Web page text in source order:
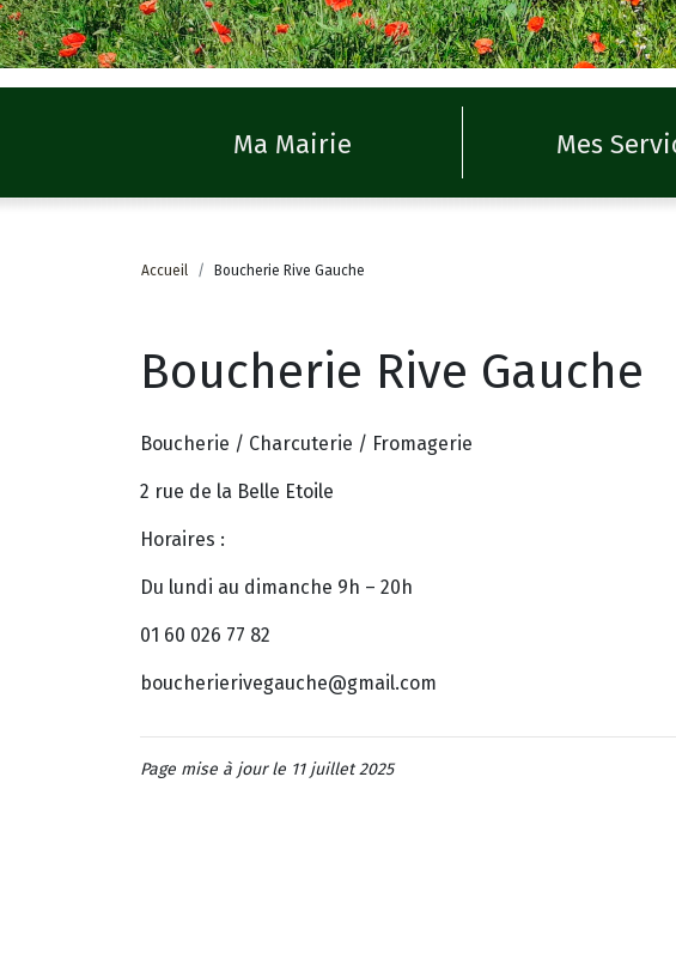
Ma Mairie Mes
Accueil Boucherie Rive Gauche
Boucherie Rive Gauche
Boucherie / Charcuterie / Fromagerie
2 rue de la Belle Etoile
Horaires :
Du lundi au dimanche 9h – 20h
01 60 026 77 82
boucherierivegauche@gmail.com
Page mise à jour le 11 juillet 2025